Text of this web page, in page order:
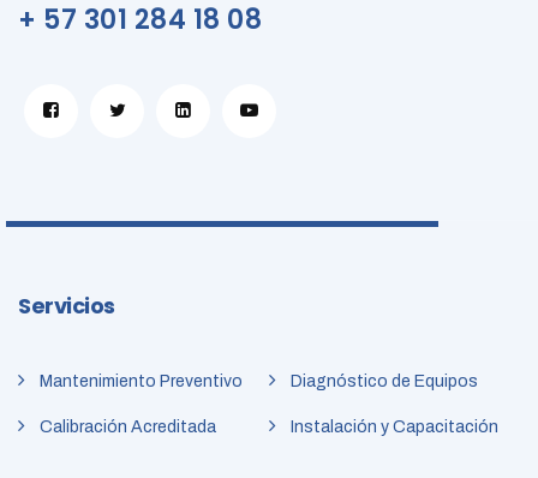
+ 57 301 284 18 08
Servicios
Mantenimiento Preventivo Diagnóstico de Equipos
Calibración Acreditada Instalación y Capacitación